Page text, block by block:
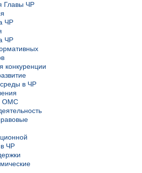
Главы ЧР
ЧР
ЧР
конкуренции
среды в ЧР
ОМС
в ЧР